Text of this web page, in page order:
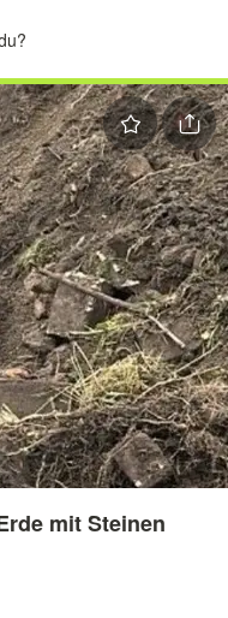
mit Steinen